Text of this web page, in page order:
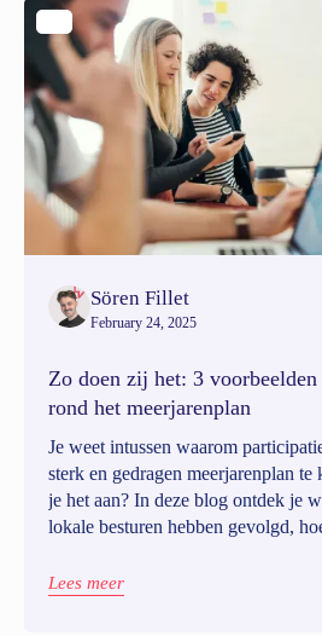
gezamelijke visie voor de toekomst
gemeente?
Sören Fillet
February 24, 2025
Zo doen zij het: 3
rond het meerjarenplan
Je weet intussen waarom
sterk en gedragen meerjarenplan
je het aan? In deze blog ontdek je
lokale besturen hebben gevolgd,
meenemen voor je eigen traject.
Lees meer